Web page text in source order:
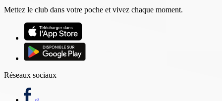
Mettez le club dans votre poche et vivez chaque moment.
Réseaux sociaux